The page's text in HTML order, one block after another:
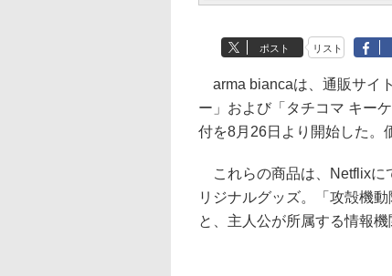
ポスト リスト
arma biancaは、通販サイ
ー」および「タチコマ キー
付を8月26日より開始した。
これらの商品は、Netflixに
リジナルグッズ。「攻殻機
と、主人公が所属する情報